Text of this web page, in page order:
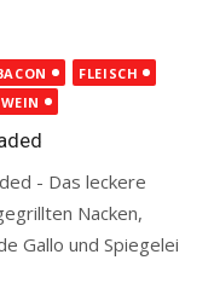
FLEISCH
- Das leckere
Nacken,
Gallo und Spiegelei